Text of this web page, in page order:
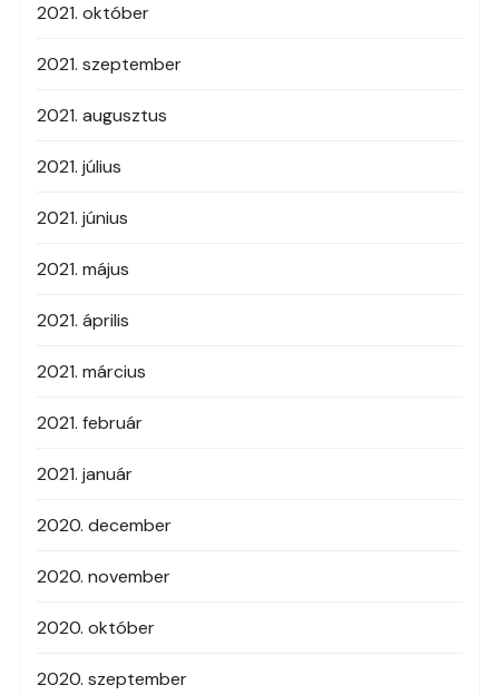
2021. október
2021. szeptember
2021. augusztus
2021. július
2021. június
2021. május
2021. április
2021. március
2021. február
2021. január
2020. december
2020. november
2020. október
2020. szeptember